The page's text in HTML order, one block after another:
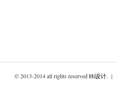
© 2013-2014 all rights reservedHi设计. |